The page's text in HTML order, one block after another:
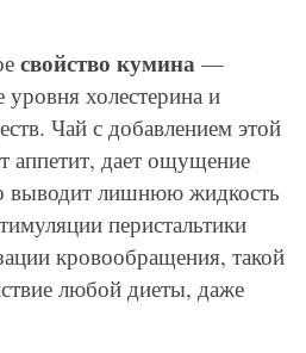
свойство кумина—
холестерина и
Чай с добавлением этой
аппетит, дает ощущение
выводит лишнюю жидкость
перистальтики
кровообращения, такой
любой диеты, даже